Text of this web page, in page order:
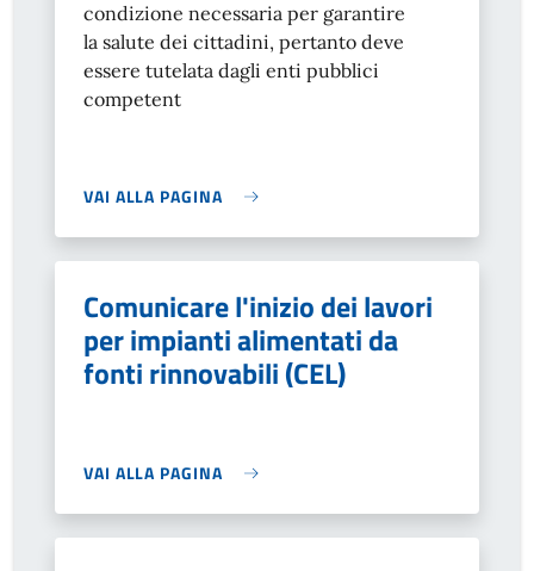
condizione necessaria per garantire
la salute dei cittadini, pertanto deve
essere tutelata dagli enti pubblici
competent
VAI ALLA PAGINA
Comunicare l'inizio dei lavori
per impianti alimentati da
fonti rinnovabili (CEL)
VAI ALLA PAGINA